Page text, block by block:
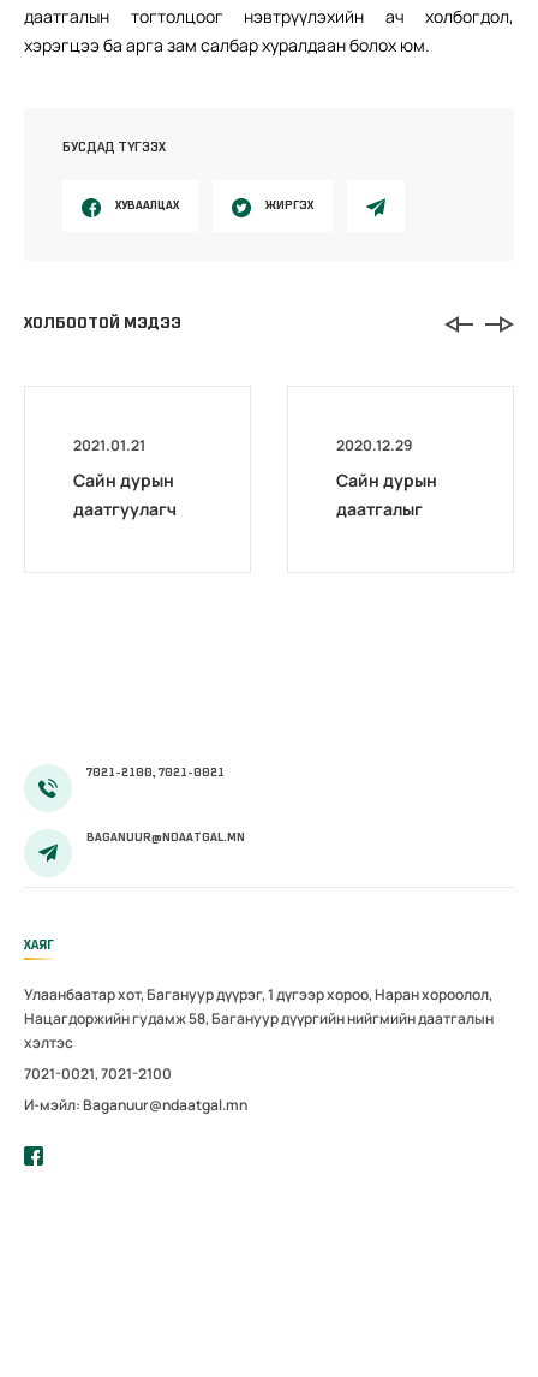
даатгалын тогтолцоог нэвтрүүлэхийн ач холбогдол,
хэрэгцээ ба арга зам салбар хуралдаан болох юм.
БУСДАД ТҮГЭЭХ
ХУВААЛЦАХ ЖИРГЭХ
ХОЛБООТОЙ МЭДЭЭ
2021.01.21
Сайн дурын
даатгуулагч
2020.12.29
Сайн дурын
даатгалыг
7021-2100, 7021-0021
BAGANUUR@NDAATGAL.MN
ХАЯГ
Улаанбаатар хот, Багануур дүүрэг, 1 дүгээр хороо, Наран хороолол,
Нацагдоржийн гудамж 58, Багануур дүүргийн нийгмийн даатгалын
хэлтэс
7021-0021, 7021-2100
И-мэйл: Baganuur@ndaatgal.mn